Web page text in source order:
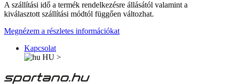
A szállítási idő a termék rendelkezésre állásától valamint a
kiválasztott szállítási módtól függően változhat.
Megnézem a részletes információkat
Kapcsolat
HU >